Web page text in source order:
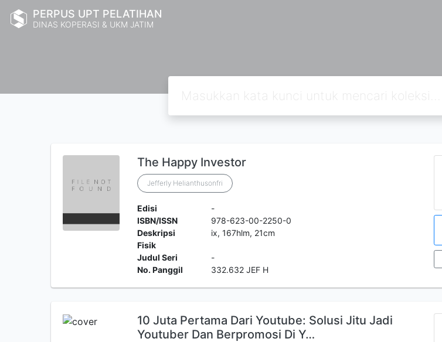
PERPUS UPT PELATIHAN
DINAS KOPERASI & UKM JATIM
The Happy Investor
Jefferly Helianthusonfri
Edisi
-
ISBN/ISSN
978-623-00-2250-0
Deskripsi
Fisik
ix, 167hlm, 21cm
Judul Seri
-
No. Panggil
332.632 JEF H
10 Juta Pertama Dari Youtube: Solusi Jitu Jadi
Youtuber Dan Berpromosi Di Y…